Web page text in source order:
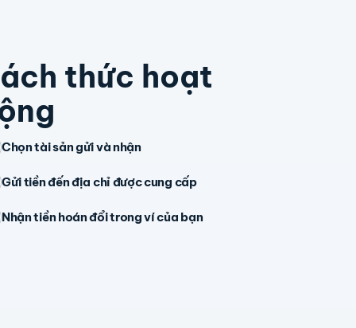
thức hoạt
Chọn tài sản gửi và nhận
Gửi tiền đến địa chỉ được cung cấp
Nhận tiền hoán đổi trong ví của bạn